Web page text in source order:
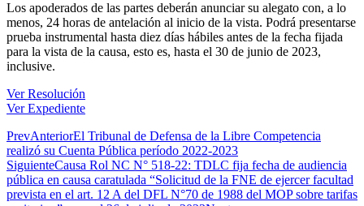
Los apoderados de las partes deberán anunciar su alegato con, a lo
menos, 24 horas de antelación al inicio de la vista. Podrá presentarse
prueba instrumental hasta diez días hábiles antes de la fecha fijada
para la vista de la causa, esto es, hasta el 30 de junio de 2023,
inclusive.
Ver Resolución
Ver Expediente
PrevAnteriorEl Tribunal de Defensa de la Libre Competencia
realizó su Cuenta Pública período 2022-2023
SiguienteCausa Rol NC N° 518-22: TDLC fija fecha de audiencia
pública en causa caratulada “Solicitud de la FNE de ejercer facultad
prevista en el art. 12 A del DFL N°70 de 1988 del MOP sobre tarifas